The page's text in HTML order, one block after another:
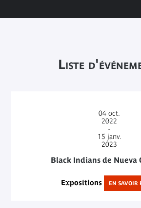
Liste
04 oct.
2022
-
15 janv.
2023
Black Indians de Nueva
Expositions EN SAVOIR